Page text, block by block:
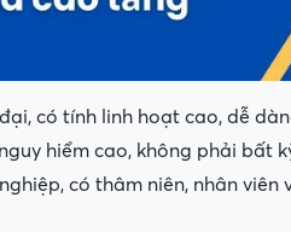
có tính linh hoạt cao, dễ
hiểm cao, không phải
có thâm niên, nhân